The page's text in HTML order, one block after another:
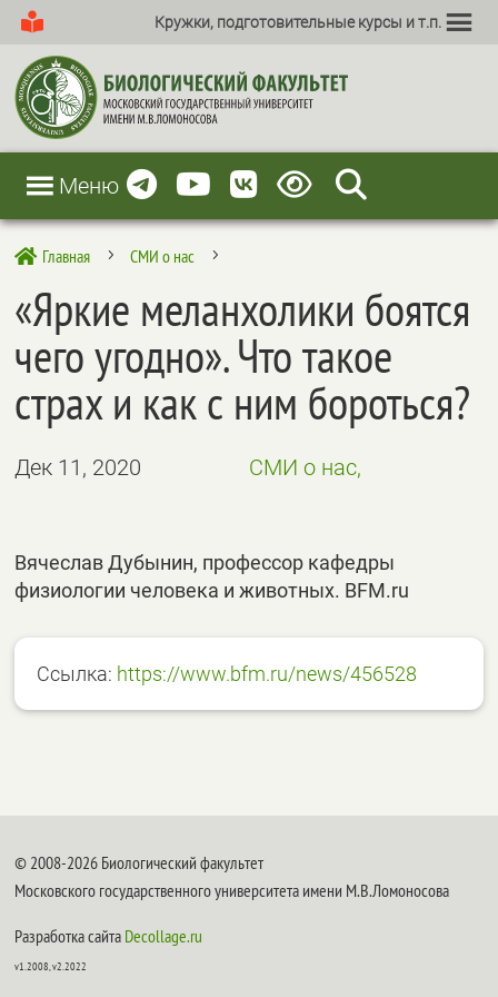
Кружки, подготовительные курсы и т.п.
Меню
 Главная 5 СМИ о нас 5
«Яркие меланхолики боятся
чего угодно». Что такое
страх и как с ним бороться?
Дек 11, 2020 СМИ о нас,
Вячеслав Дубынин, профессор кафедры
физиологии человека и животных. BFM.ru
Ссылка: https://www.bfm.ru/news/456528
© 2008-2026 Биологический факультет
Московского государственного университета имени М.В.Ломоносова
Разработка сайта Decollage.ru
v1.2008, v2.2022